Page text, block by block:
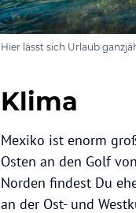
Hier lässt sich Urlaub
Klima
Mexiko ist enorm
Osten an den Golf
Norden findest Du
an der Ost- und